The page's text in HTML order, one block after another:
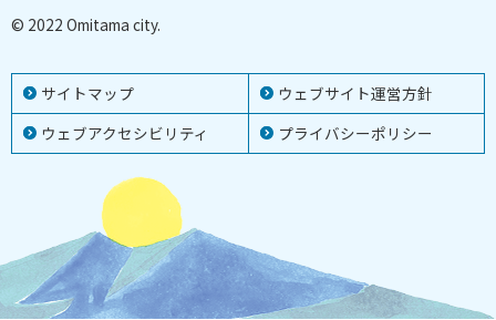
サイトマップ
ウェブサイト運営方針
ウェブアクセシビリティ
プライバシーポリシー
© 2022 Omitama city.